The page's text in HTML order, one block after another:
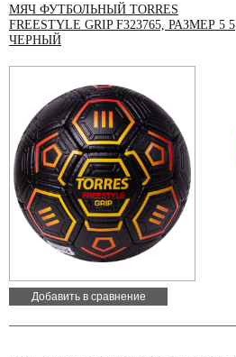
МЯЧ ФУТБОЛЬНЫЙ TORRES
FREESTYLE GRIP F323765, РАЗМЕР 5 5
ЧЕРНЫЙ
Добавить в сравнение